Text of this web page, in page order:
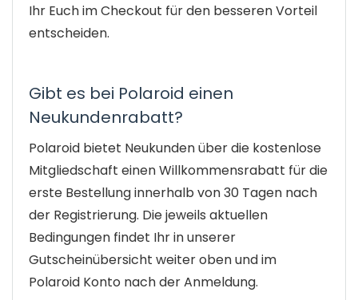
Ihr Euch im Checkout für den besseren Vorteil
entscheiden.
Gibt es bei Polaroid einen
Neukundenrabatt?
Polaroid bietet Neukunden über die kostenlose
Mitgliedschaft einen Willkommensrabatt für die
erste Bestellung innerhalb von 30 Tagen nach
der Registrierung. Die jeweils aktuellen
Bedingungen findet Ihr in unserer
Gutscheinübersicht weiter oben und im
Polaroid Konto nach der Anmeldung.